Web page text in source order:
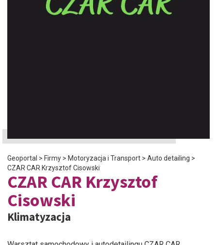
Geoportal > Firmy > Motoryzacja i Transport > Auto detailing >
CZAR CAR Krzysztof Cisowski
CZAR CAR Krzysztof
Cisowski
Klimatyzacja